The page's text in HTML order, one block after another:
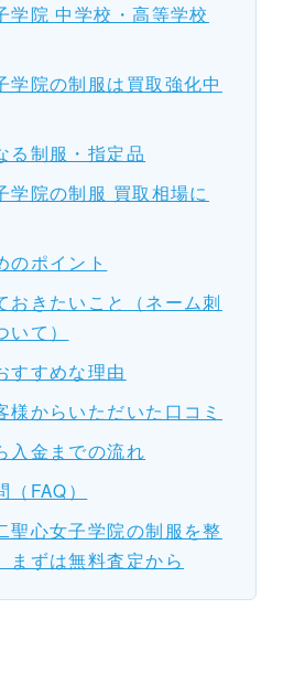
学院 中学校・高等学校
学院の制服は買取強化中
る制服・指定品
学院の制服 買取相場に
のポイント
おきたいこと（ネーム刺
て）
すすめな理由
様からいただいた口コミ
入金までの流れ
FAQ）
聖心女子学院の制服を整
まずは無料査定から